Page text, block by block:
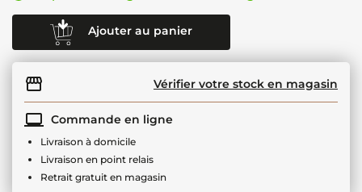
Ajouter au panier
Vérifier votre stock en magasin
Commande en ligne
Livraison à domicile
Livraison en point relais
Retrait gratuit en magasin